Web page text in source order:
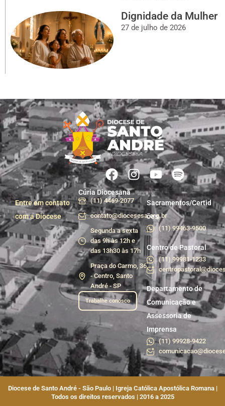
Dignidade da Mulher
27 de julho de 2026
Entre em contato
com a Diocese
Cúria Diocesana
(11) 4469-2077
contato@diocesesa.org.br
Segunda a sexta
das 9h às 12h e
das 13h30 às 17h
Praça do Carmo, 36
- Centro, Santo
André - SP
Trabalhe conosco
Sacramentos/Certid
ões
(11) 99463-9500
Centro de Pastoral
(11) 99981-1233
Departamento de
Comunicação e
Assessoria de
Imprensa
(11) 99928-9422
Diocese de Santo André - São Paulo | Igreja Católica Apostólica Romana |
Todos os direitos reservados | 2016 a 2025